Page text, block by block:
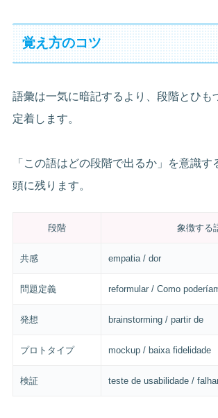
覚え方のコツ
語彙は一気に暗記するより、段階とひも
定着します。
「この語はどの段階で出るか」を意識す
頭に残ります。
段階 象徴する
共感 empatia / dor
問題定義 reformular / Como
発想 brainstorming / partir de
プロトタイプ mockup / baixa fidelidade
検証 teste de usabilidade /